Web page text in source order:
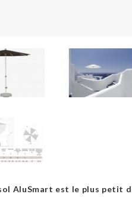
AluSmart est le plus petit